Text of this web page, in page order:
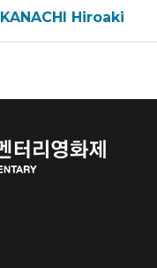
KANACHI Hiroaki